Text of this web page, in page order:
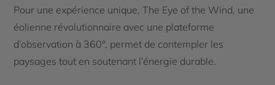
Pour une expérience unique, The Eye of the Wind, une
éolienne révolutionnaire avec une plateforme
d’observation à 360°, permet de contempler les
paysages tout en soutenant l’énergie durable.